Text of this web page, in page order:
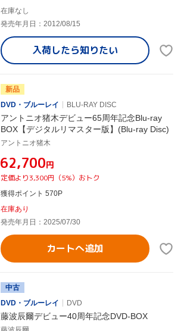
在庫なし
発売年月日：2012/08/15
入荷したら知りたい
新品
DVD・ブルーレイ
BLU-RAY DISC
アントニオ猪木デビュー65周年記念Blu-ray
BOX【デジタルリマスター版】(Blu-ray Disc)
アントニオ猪木
¥62,700円
定価より3,300円（5%）おトク
獲得ポイント 570P
在庫あり
発売年月日：2025/07/30
カートへ追加
中古
DVD・ブルーレイ
DVD
藤波辰爾デビュー40周年記念DVD-BOX